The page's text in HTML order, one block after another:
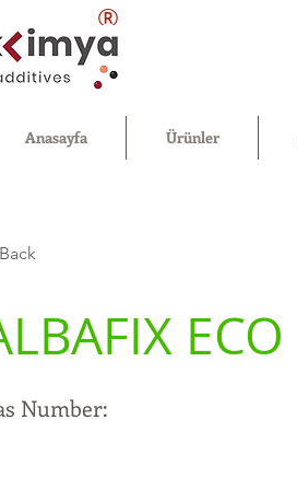
®
Anasayfa Ürünler
ECO
Number: